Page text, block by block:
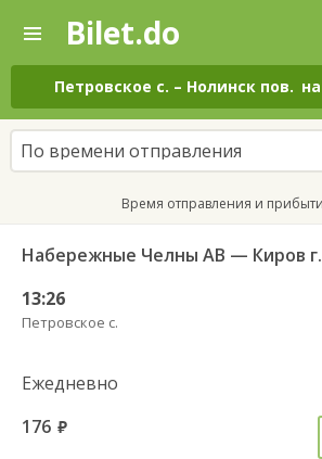
—
Поиск
и
покупка
билетов
на
автобус
онлайн
Bilet.do
Петровское с. – Нолинск пов.
По времени отправления
Время отправления и
Набережные Челны АВ — Киров
13:26
Петровское с.
Ежедневно
176 руб.